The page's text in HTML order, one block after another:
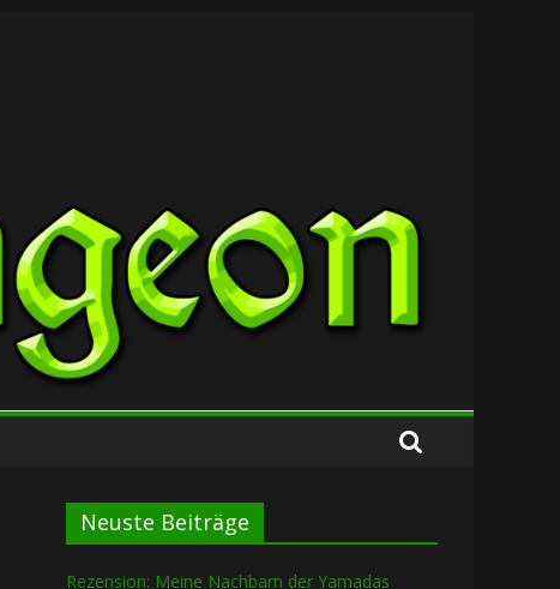
Neuste Beiträge
Rezension: Meine Nachbarn der Yamadas